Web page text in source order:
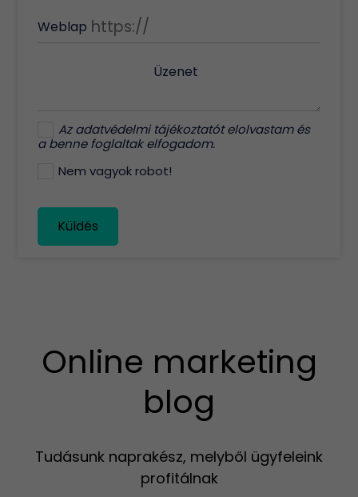
Weblap
Üzenet
Azadatvédelmi tájékoztatótelolvastam és
a benne foglaltak elfogadom.
Nem vagyok robot!
Küldés
Online marketing
blog
Tudásunk naprakész, melyből ügyfeleink
profitálnak